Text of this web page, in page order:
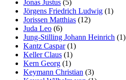
Jonas Justus (5)
Jörgens Friedrich Ludwig (1)
Jorissen Matthias (12)
Juda Leo (6)
Jung-Stilling Johann Heinrich (1)
Kantz Caspar(1)
Keller Claus (1)
Kern Georg (1)
Keymann Christian (3)